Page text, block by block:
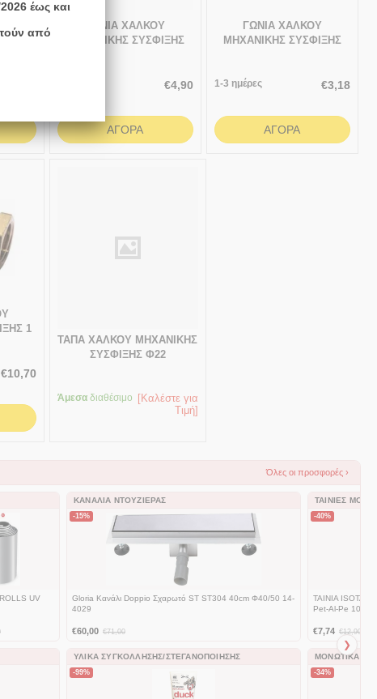
ΓΩΝΙΑ ΧΑΛΚΟΥ
ΜΗΧΑΝΙΚΗΣ ΣΥΣΦΙΞΗΣ
€4,90
ΑΓΟΡΆ
ΓΩΝΙΑ ΧΑΛΚΟΥ
ΜΗΧΑΝΙΚΗΣ ΣΥΣΦΙΞΗΣ
1-3 ημέρες €3,18
ΑΓΟΡΆ
1
€10,70
ΤΑΠΑ ΧΑΛΚΟΥ ΜΗΧΑΝΙΚΗΣ
ΣΥΣΦΙΞΗΣ Φ22
Άμεσαδιαθέσιμο
[Καλέστε για
Τιμή]
Όλες οι προσφορές ›
UV
ΚΑΝΆΛΙΑ ΝΤΟΥΖΙΈΡΑΣ
-15%
Gloria Κανάλι Doppio Σχαρωτό ST ST304 40cm Φ40/50 14-
4029
€60,00 €71,00
ΥΛΙΚΆ ΣΥΓΚΌΛΛΗΣΗΣ/ΣΤΕΓΑΝΟΠΟΊΗΣΗΣ
-99%
ΤΑΙΝΊΕΣ
-40%
TAINIA
Pet-Al-Pe
€7,74 €12,90
ΜΟΝΩΤΙΚΆ
-34%
❯
έως και
από